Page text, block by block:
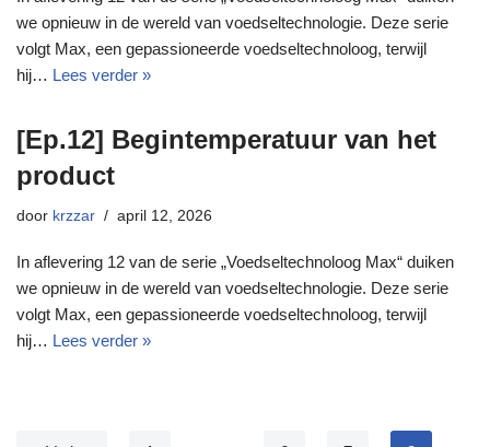
we opnieuw in de wereld van voedseltechnologie. Deze serie
volgt Max, een gepassioneerde voedseltechnoloog, terwijl
hij… Lees verder »
[Ep.12] Begintemperatuur van het
product
door krzzar april 12, 2026
In aflevering 12 van de serie „Voedseltechnoloog Max“ duiken
we opnieuw in de wereld van voedseltechnologie. Deze serie
volgt Max, een gepassioneerde voedseltechnoloog, terwijl
hij… Lees verder »